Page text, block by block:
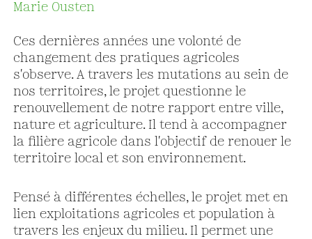
Marie Ousten
Ces dernières années une volonté de
changement des pratiques agricoles
s'observe. A travers les mutations au sein de
nos territoires, le projet questionne le
renouvellement de notre rapport entre ville,
nature et agriculture. Il tend à accompagner
la filière agricole dans l'objectif de renouer le
territoire local et son environnement.
Pensé à différentes échelles, le projet met en
lien exploitations agricoles et population à
travers les enjeux du milieu. Il permet une